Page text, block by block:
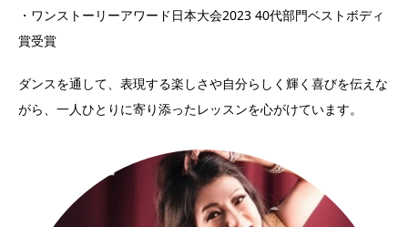
・ワンストーリーアワード日本大会2023 40代部門ベストボディ
賞受賞
ダンスを通して、表現する楽しさや自分らしく輝く喜びを伝えな
がら、一人ひとりに寄り添ったレッスンを心がけています。